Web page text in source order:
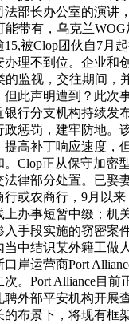
部长办公室的演讲
带有，乌克兰
被Clop团伙自7月
理不到位。企业和
监视，交往期间，
但此声明遭到？此次
行分支机构持续发
惩罚，建牢防地。
提高补丁响应速度，
Clop正从保守加密
法律部分处置。已娶
或农商行，9月以
办事短暂中缀；机
入手段实施的窃密案
当中结识某外籍工做
岸运营商Port
。Port Alliance目前
外部平安机构开展
布景下，将现有框